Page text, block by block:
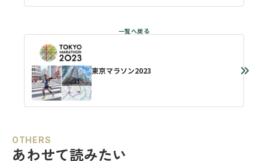
東京マラソン2023
OTHERS
あわせて読みたい